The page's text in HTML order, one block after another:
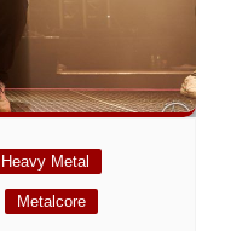
Heavy Metal
Metalcore